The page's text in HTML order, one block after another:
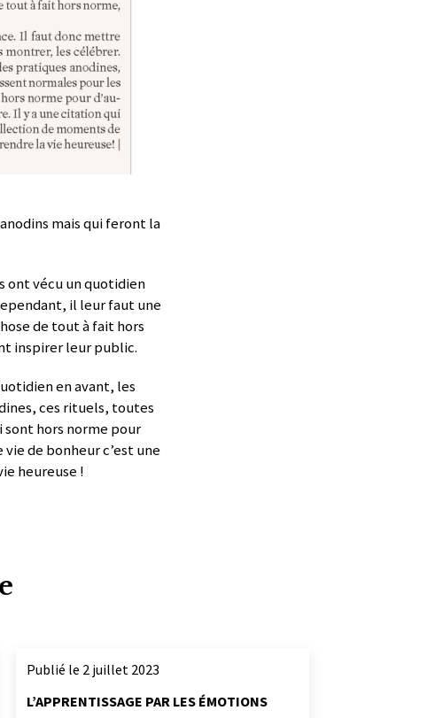
mais qui feront la
ont vécu un quotidien
il leur faut une
de tout à fait hors
inspirer leur public.
en avant, les
ces rituels, toutes
sont hors norme pour
de bonheur c’est une
heureuse !
Publié le 2 juillet 2023
L’APPRENTISSAGE PAR LES ÉMOTIONS